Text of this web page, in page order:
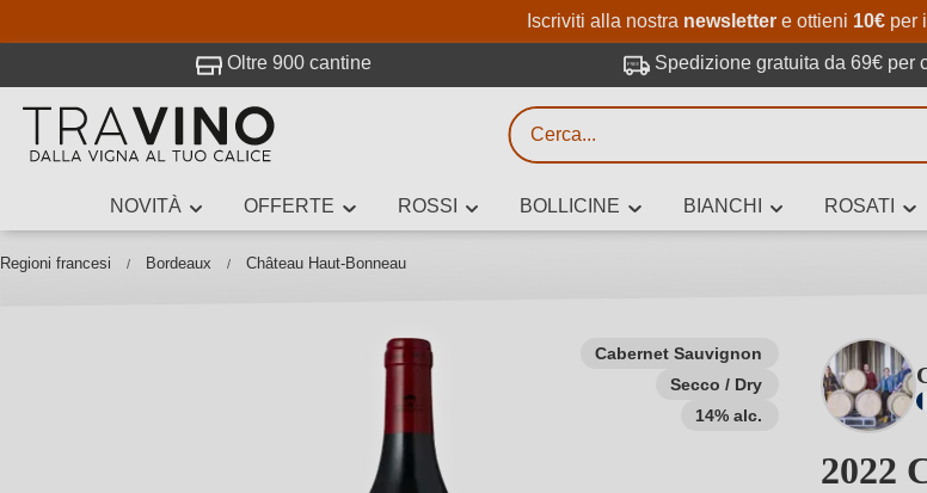
Passa al
Salta alla
Passa alla
Iscriviti alla nostra newsletter e ottieni 10€ per
Oltre 900 cantine Spedizione gratuita da 69€ per
NOVITÀ OFFERTE ROSSI BOLLICINE BIANCHI ROSATI
Regioni francesi Bordeaux Château Haut-Bonneau
Cabernet Sauvignon
Secco / Dry
14% alc.
2022
Ricerca vini
Inserisci almeno 3 caratteri
Descrivi il vino stai cercando – per gusto, occasione, nome
altri criteri.
Travino.